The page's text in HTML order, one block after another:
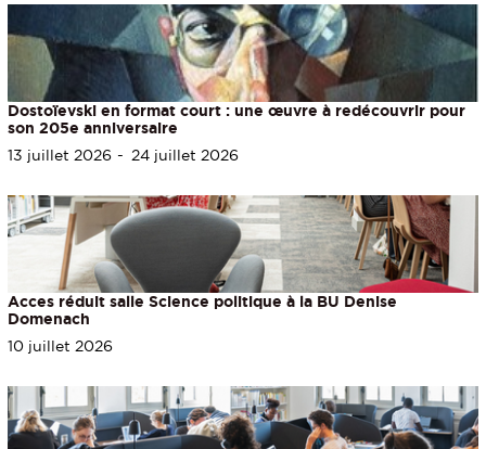
Dostoïevski en format court : une œuvre à redécouvrir pour
son 205e anniversaire
13 juillet 2026
24 juillet 2026
Acces réduit salle Science politique à la BU Denise
Domenach
10 juillet 2026